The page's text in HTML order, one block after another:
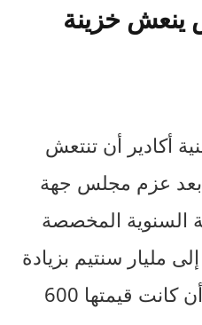
خزينة
أكادير أن تنتعش
بعد عزم مجلس جهة
السنوية المخصصة
مليار سنتيم بزيادة
400 مليون سنتيم بعد أن كانت قيمتها 600